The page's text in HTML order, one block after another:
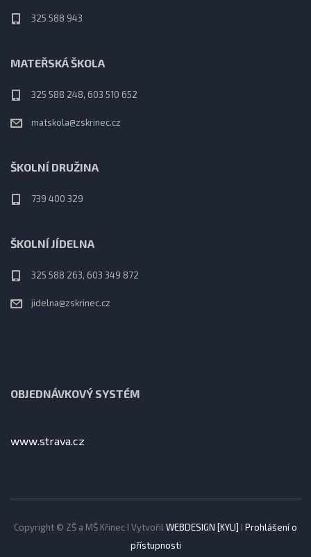
325 588 943
MATEŘSKÁ ŠKOLA
325 588 248, 603 510 652
matskola@zskrinec.cz
ŠKOLNÍ DRUŽINA
739 400 329
ŠKOLNÍ JÍDELNA
325 588 263, 603 349 872
jidelna@zskrinec.cz
OBJEDNÁVKOVÝ SYSTÉM
www.strava.cz
Copyright © ZŠ a MŠ Křinec I Vytvořil WEBDESIGN [KYLI] I Prohlášení o
přístupnosti